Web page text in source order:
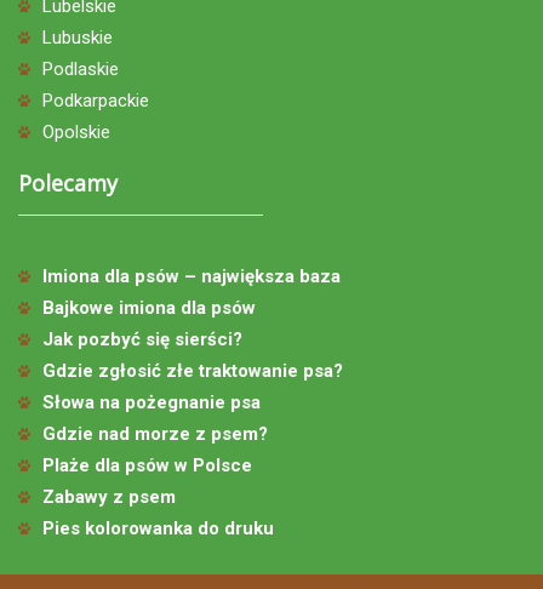
Lubelskie
Lubuskie
Podlaskie
Podkarpackie
Opolskie
Polecamy
Imiona dla psów – największa baza
Bajkowe imiona dla psów
Jak pozbyć się sierści?
Gdzie zgłosić złe traktowanie psa?
Słowa na pożegnanie psa
Gdzie nad morze z psem?
Plaże dla psów w Polsce
Zabawy z psem
Pies kolorowanka do druku